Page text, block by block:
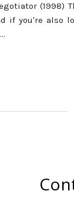
if you're also